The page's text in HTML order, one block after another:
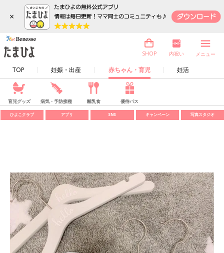
×
TOP 妊娠・出産 赤ちゃん・育児 妊活
SHOP 内祝い メニュー
育児グッズ 病気・予防接種 離乳食 優待パス
ひよこクラブ アプリ SNS キャンペーン 写真スタジオ